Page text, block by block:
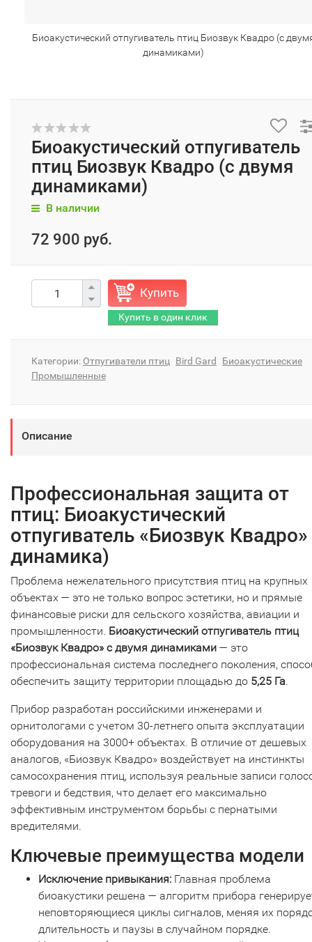
Биоакустический отпугиватель птиц Биозвук Квадро (с
динамиками)
Биоакустический отпугиватель
птиц Биозвук Квадро (с двумя
динамиками)
В наличии
72 900 руб.
Купить
Категории: Отпугиватели птиц Bird Gard
Биоакустические
Промышленные
Описание
Профессиональная защита от
птиц: Биоакустический
отпугиватель «Биозвук
динамика)
Проблема нежелательного присутствия птиц на крупных
объектах — это не только вопрос эстетики, но и прямые
финансовые риски для сельского хозяйства, авиации и
промышленности. Биоакустический отпугиватель птиц
«Биозвук Квадро» с двумя динамиками — это
профессиональная система последнего поколения,
обеспечить защиту территории площадью до 5,25 Га.
Прибор разработан российскими инженерами и
орнитологами с учетом 30-летнего опыта эксплуатации
оборудования на 3000+ объектах. В отличие от дешевых
аналогов, «Биозвук Квадро» воздействует на инстинкты
самосохранения птиц, используя реальные записи
тревоги и бедствия, что делает его максимально
эффективным инструментом борьбы с пернатыми
вредителями.
Ключевые преимущества модели
Исключение привыкания: Главная проблема
биоакустики решена — алгоритм прибора
неповторяющиеся циклы сигналов, меняя их
длительность и паузы в случайном порядке.